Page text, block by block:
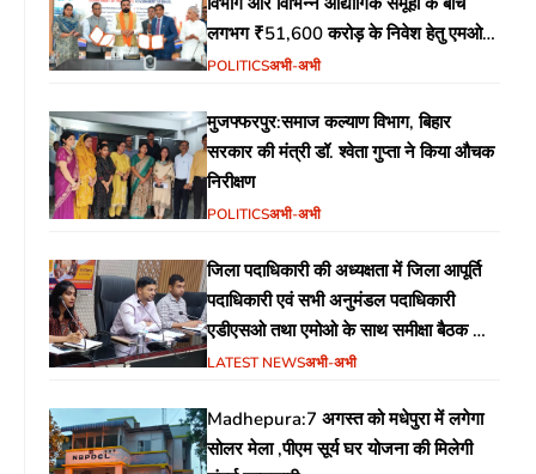
लगभग ₹51,600 करोड़ के निवेश हेतु एमओयू
(MoU) पर हस्ताक्षर
POLITICSअभी-अभी
मुजफ्फरपुर:समाज कल्याण विभाग, बिहार
सरकार की मंत्री डॉ. श्वेता गुप्ता ने किया औचक
निरीक्षण
POLITICSअभी-अभी
जिला पदाधिकारी की अध्यक्षता में जिला आपूर्ति
पदाधिकारी एवं सभी अनुमंडल पदाधिकारी
एडीएसओ तथा एमोओ के साथ समीक्षा बैठक का
आयोजन
LATEST NEWSअभी-अभी
Madhepura:7 अगस्त को मधेपुरा में लगेगा
सोलर मेला ,पीएम सूर्य घर योजना की मिलेगी